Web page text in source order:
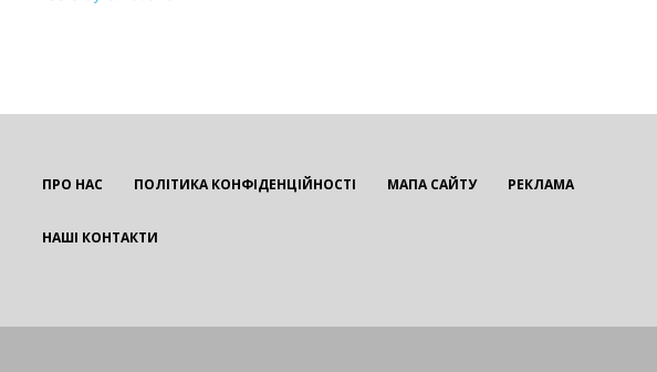
ПРО НАС ПОЛІТИКА КОНФІДЕНЦІЙНОСТІ МАПА САЙТУ РЕКЛАМА
НАШІ КОНТАКТИ